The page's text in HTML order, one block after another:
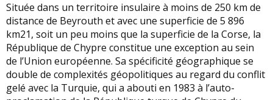
Située dans un territoire insulaire à moins de 250 km de
distance de Beyrouth et avec une superficie de 5 896
km21, soit un peu moins que la superficie de la Corse, la
République de Chypre constitue une exception au sein
de l’Union européenne. Sa spécificité géographique se
double de complexités géopolitiques au regard du conflit
gelé avec la Turquie, qui a abouti en 1983 à l’auto-